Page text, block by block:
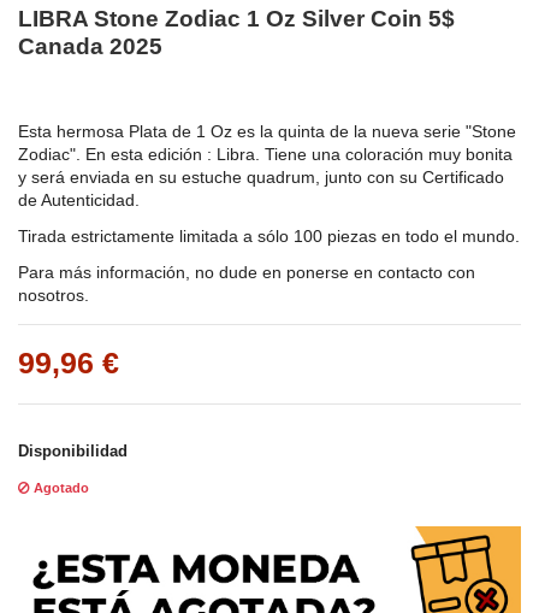
LIBRA Stone Zodiac 1 Oz Silver Coin 5$
Canada 2025
Esta hermosa Plata de 1 Oz es la quinta de la nueva serie "Stone
Zodiac". En esta edición : Libra. Tiene una coloración muy bonita
y será enviada en su estuche quadrum, junto con su Certificado
de Autenticidad.
Tirada estrictamente limitada a sólo 100 piezas en todo el mundo.
Para más información, no dude en ponerse en contacto con
nosotros.
99,96 €
Disponibilidad
Agotado